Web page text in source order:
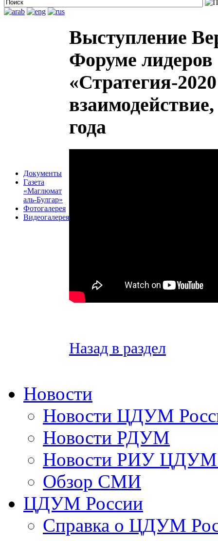
Документы
Газета
«Маглюмат
аль-Булгар»
Фотогалерея
Видеогалерея
Выступление
Форуме лидеров
«Стратегия-
года
Назад в раздел
Новости
Новости ЦДУМ
Новости РДУМ
Новости РИУ ЦДУМ
Обзор СМИ
ЦДУМ России
Справка о ЦДУМ